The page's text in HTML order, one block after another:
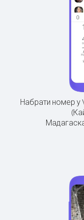
Набрати номер у